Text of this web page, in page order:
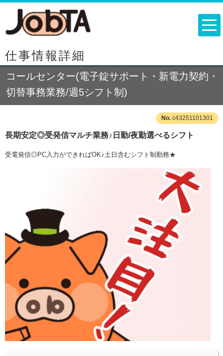
仕事情報詳細
コールセンター(電子錠サポート・新電力契約・
切替事務業務/週5シフト制)
c43251101301
長期安定◎受発信マルチ業務♪日勤/夜勤選べるシフト
受電発信◎PC入力ができればOK♪土日含むシフト制勤務★